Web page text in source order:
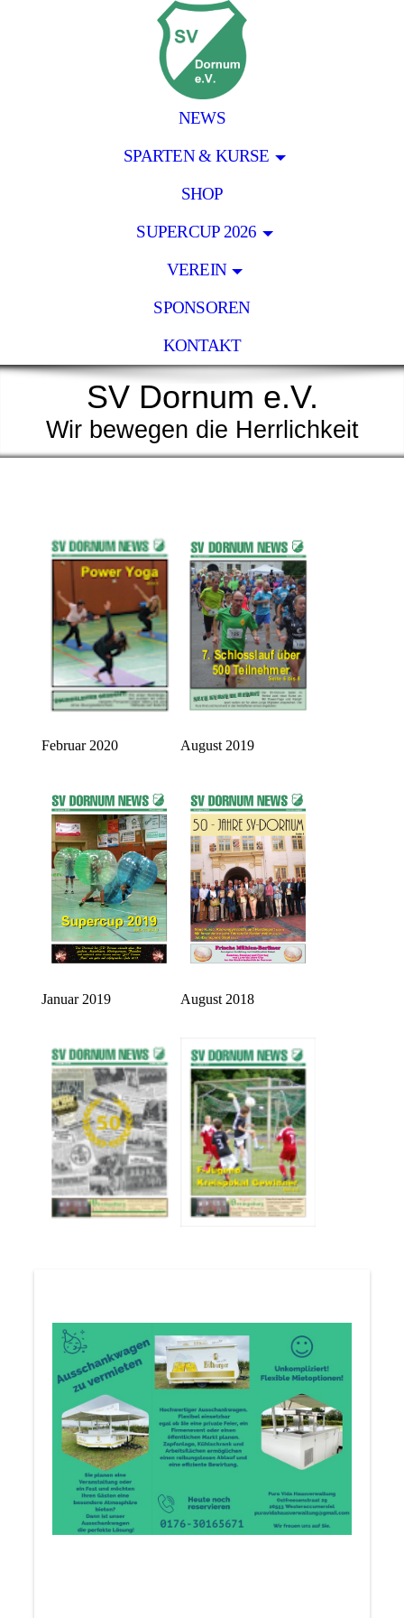
NEWS
SPARTEN & KURSE
SHOP
SUPERCUP 2026
VEREIN
SPONSOREN
KONTAKT
SV Dornum e.V.
Wir bewegen die Herrlichkeit